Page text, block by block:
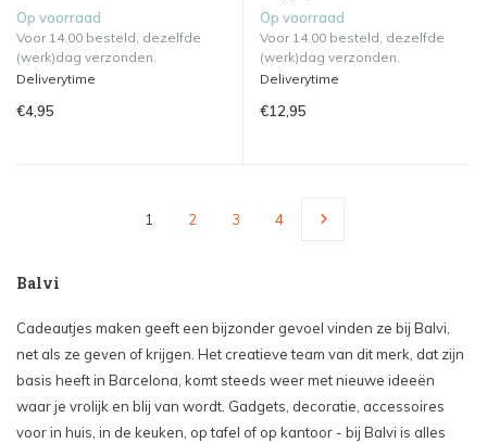
Op voorraad
Voor 14.00 besteld, dezelfde
(werk)dag verzonden.
Deliverytime
€4,95
Op voorraad
Voor 14.00 besteld, dezelfde
(werk)dag verzonden.
Deliverytime
€12,95
1 2 3 4
Balvi
Cadeautjes maken geeft een bijzonder gevoel vinden ze bij Balvi,
net als ze geven of krijgen. Het creatieve team van dit merk, dat zijn
basis heeft in Barcelona, komt steeds weer met nieuwe ideeën
waar je vrolijk en blij van wordt. Gadgets, decoratie, accessoires
voor in huis, in de keuken, op tafel of op kantoor - bij Balvi is alles